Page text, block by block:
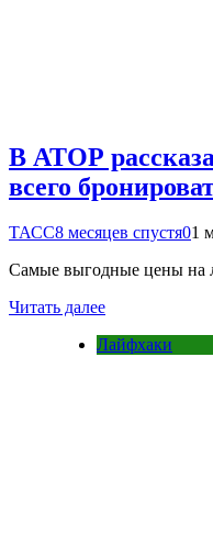
В АТОР
всего
ТАСС8 месяцев спустя01
Самые выгодные цены на
Читать далее
Лайфхаки